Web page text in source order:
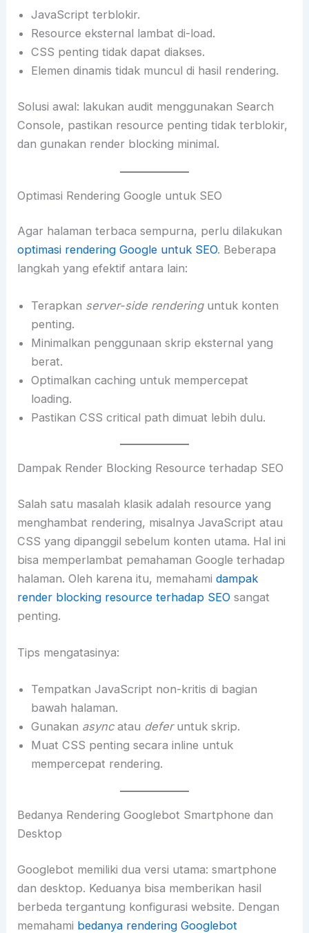
JavaScript terblokir.
Resource eksternal lambat di-load.
CSS penting tidak dapat diakses.
Elemen dinamis tidak muncul di hasil rendering.
Solusi awal: lakukan audit menggunakan Search
Console, pastikan resource penting tidak terblokir,
dan gunakan render blocking minimal.
Optimasi Rendering Google untuk SEO
Agar halaman terbaca sempurna, perlu dilakukan
optimasi rendering Google untuk SEO. Beberapa
langkah yang efektif antara lain:
Terapkan server-side renderinguntuk konten
penting.
Minimalkan penggunaan skrip eksternal yang
berat.
Optimalkan caching untuk mempercepat
loading.
Pastikan CSS critical path dimuat lebih dulu.
Dampak Render Blocking Resource terhadap SEO
Salah satu masalah klasik adalah resource yang
menghambat rendering, misalnya JavaScript atau
CSS yang dipanggil sebelum konten utama. Hal ini
bisa memperlambat pemahaman Google terhadap
halaman. Oleh karena itu, memahamidampak
render blocking resource terhadap SEO sangat
penting.
Tips mengatasinya:
Tempatkan JavaScript non-kritis di bagian
bawah halaman.
Gunakan asyncatau deferuntuk skrip.
Muat CSS penting secara inline untuk
mempercepat rendering.
Bedanya Rendering Googlebot Smartphone dan
Desktop
Googlebot memiliki dua versi utama: smartphone
dan desktop. Keduanya bisa memberikan hasil
berbeda tergantung konfigurasi website. Dengan
memahami bedanya rendering Googlebot